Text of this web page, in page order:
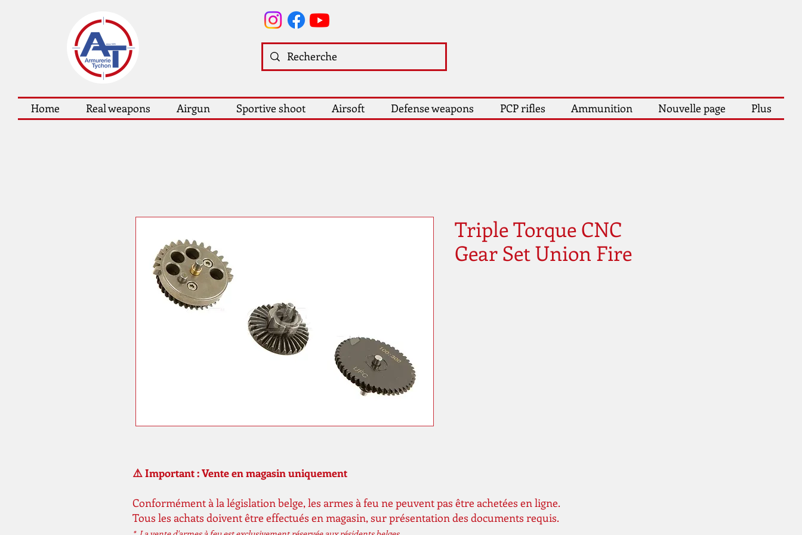
Home Real weapons Airgun Sportive shoot Airsoft Defense weapons PCP rifles Ammunition Nouvelle page Plus
Triple Torque CNC
Gear Set Union Fire
⚠️ Important : Vente en magasin uniquement
Conformément à la législation belge, les armes à feu ne peuvent pas être achetées en ligne.
Tous les achats doivent être effectués en magasin, sur présentation des documents requis.